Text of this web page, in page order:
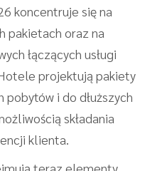
koncentruje się na
pakietach oraz na
łączących usługi
projektują pakiety
i do dłuższych
składania
klienta.